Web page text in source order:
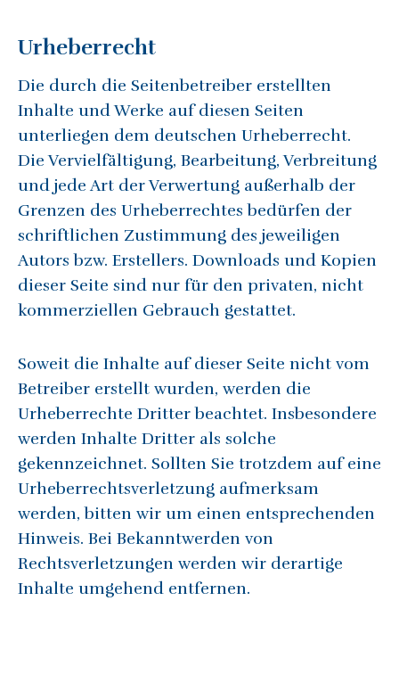
Urheberrecht
Die durch die Seitenbetreiber erstellten
Inhalte und Werke auf diesen Seiten
unterliegen dem deutschen Urheberrecht.
Die Vervielfältigung, Bearbeitung, Verbreitung
und jede Art der Verwertung außerhalb der
Grenzen des Urheberrechtes bedürfen der
schriftlichen Zustimmung des jeweiligen
Autors bzw. Erstellers. Downloads und Kopien
dieser Seite sind nur für den privaten, nicht
kommerziellen Gebrauch gestattet.
Soweit die Inhalte auf dieser Seite nicht vom
Betreiber erstellt wurden, werden die
Urheberrechte Dritter beachtet. Insbesondere
werden Inhalte Dritter als solche
gekennzeichnet. Sollten Sie trotzdem auf eine
Urheberrechtsverletzung aufmerksam
werden, bitten wir um einen entsprechenden
Hinweis. Bei Bekanntwerden von
Rechtsverletzungen werden wir derartige
Inhalte umgehend entfernen.